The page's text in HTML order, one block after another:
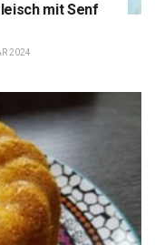
mit Senf
2024